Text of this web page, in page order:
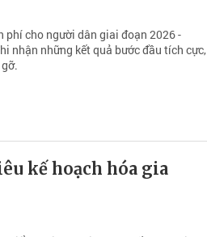
phí cho người dân giai đoạn 2026 -
nhận những kết quả bước đầu tích cực,
kế hoạch hóa gia